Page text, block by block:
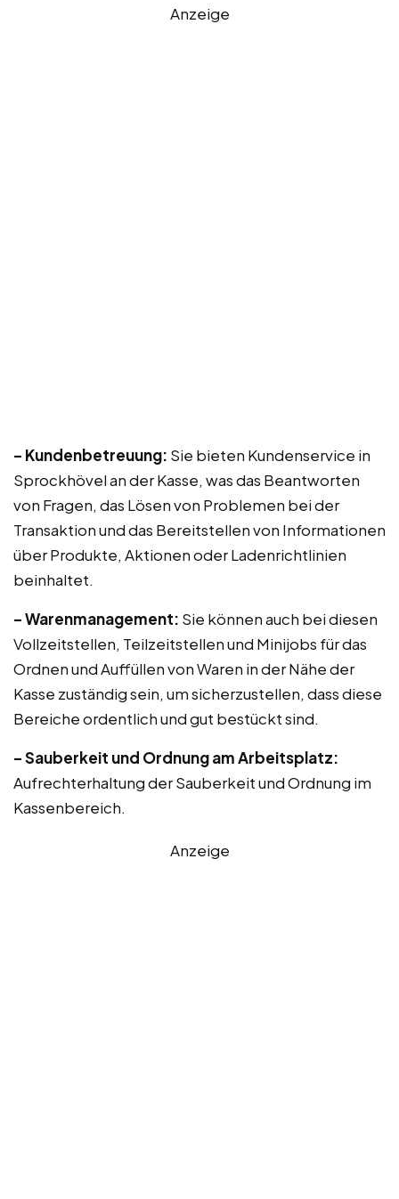
Anzeige
– Kundenbetreuung: Sie bieten Kundenservice in
Sprockhövel an der Kasse, was das Beantworten
von Fragen, das Lösen von Problemen bei der
Transaktion und das Bereitstellen von Informationen
über Produkte, Aktionen oder Ladenrichtlinien
beinhaltet.
– Warenmanagement: Sie können auch bei diesen
Vollzeitstellen, Teilzeitstellen und Minijobs für das
Ordnen und Auffüllen von Waren in der Nähe der
Kasse zuständig sein, um sicherzustellen, dass diese
Bereiche ordentlich und gut bestückt sind.
– Sauberkeit und Ordnung am Arbeitsplatz:
Aufrechterhaltung der Sauberkeit und Ordnung im
Kassenbereich.
Anzeige